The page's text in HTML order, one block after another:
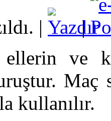
|
|
ve
Maç
kullanılır.